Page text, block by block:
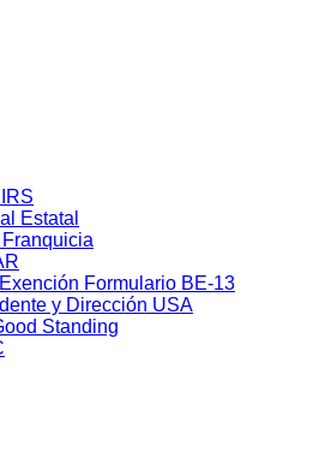
Estatal
Franquicia
Formulario BE-13
y Dirección USA
Standing